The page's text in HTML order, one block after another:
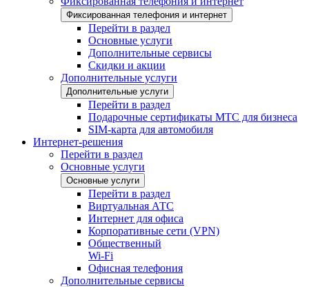
Фиксированная телефония и интернет
Перейти в раздел
Основные услуги
Дополнительные сервисы
Скидки и акции
Дополнительные услуги
Дополнительные услуги
Перейти в раздел
Подарочные сертификаты МТС для бизнеса
SIM-карта для автомобиля
Интернет-решения
Перейти в раздел
Основные услуги
Основные услуги
Перейти в раздел
Виртуальная АТС
Интернет для офиса
Корпоративные сети (VPN)
Общественный
Wi-Fi
Офисная телефония
Дополнительные сервисы